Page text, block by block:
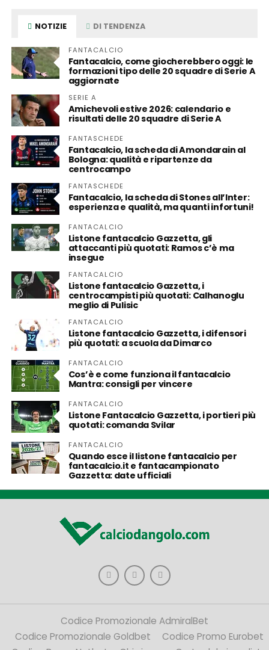
NOTIZIE DI TENDENZA
FANTACALCIO
Fantacalcio, come giocherebbero oggi: le
formazioni tipo delle 20 squadre di Serie A
aggiornate
SERIE A
Amichevoli estive 2026: calendario e
risultati delle 20 squadre di Serie A
FANTASCHEDE
Fantacalcio, la scheda di Amondarain al
Bologna: qualità e ripartenze da
centrocampo
FANTASCHEDE
Fantacalcio, la scheda di Stones all’Inter:
esperienza e qualità, ma quanti infortuni!
FANTACALCIO
Listone fantacalcio Gazzetta, gli
attaccanti più quotati: Ramos c’è ma
insegue
FANTACALCIO
Listone fantacalcio Gazzetta, i
centrocampisti più quotati: Calhanoglu
meglio di Pulisic
FANTACALCIO
Listone fantacalcio Gazzetta, i difensori
più quotati: a scuola da Dimarco
FANTACALCIO
Cos’è e come funziona il fantacalcio
Mantra: consigli per vincere
FANTACALCIO
Listone Fantacalcio Gazzetta, i portieri più
quotati: comanda Svilar
FANTACALCIO
Quando esce il listone fantacalcio per
fantacalcio.it e fantacampionato
Gazzetta: date ufficiali
Codice Promozionale AdmiralBet
Codice Promozionale Goldbet
Codice Promo Eurobet